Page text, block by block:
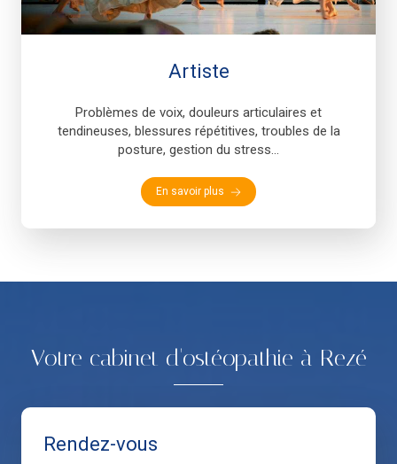
Artiste
Problèmes de voix, douleurs articulaires et
tendineuses, blessures répétitives, troubles de la
posture, gestion du stress...
En savoir plus
Votre cabinet d'ostéopathie à Rezé
Rendez-vous